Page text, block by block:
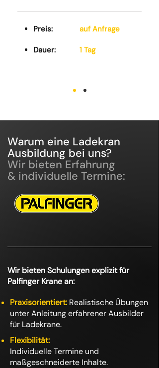
Preis:
Dauer:
auf Anfrage
1 Tag
Warum eine Ladekran
Ausbildung bei uns?
Wir bieten Erfahrung
& individuelle Termine:
Wir bieten Schulungen explizit für
Palfinger Krane an:
Praxisorientiert: Realistische Übungen
unter Anleitung erfahrener Ausbilder
für Ladekrane.
Flexibilität:
Individuelle Termine und
maßgeschneiderte Inhalte.